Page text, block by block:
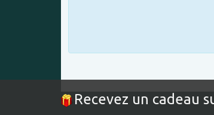
Recevez un cadeau